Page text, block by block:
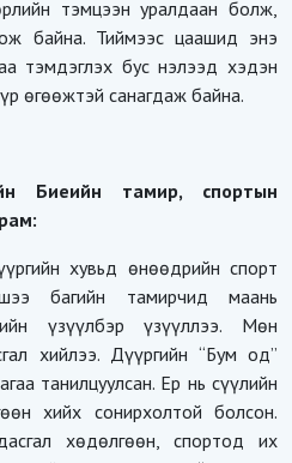
тэмцээн уралдаан болж,
байна. Тиймээс цаашид энэ
тэмдэглэх бус нэлээд хэдэн
өгөөжтэй санагдаж байна.
Биеийн тамир, cпортын
хувьд өнөөдрийн спорт
багийн тамирчид маань
үзүүлбэр үзүүллээ. Мөн
хийлээ. Дүүргийн “Бум од”
танилцуулсан. Ер нь сүүлийн
хийх сонирхолтой болсон.
хөдөлгөөн, спортод их